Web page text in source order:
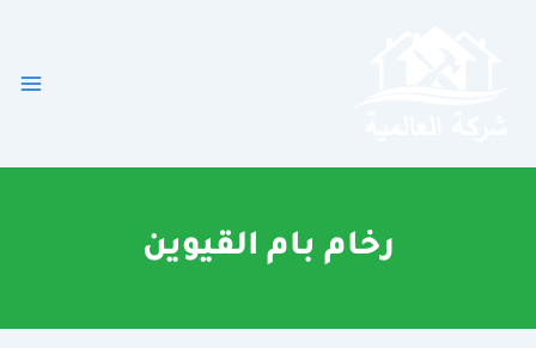
رخام بام القيوين